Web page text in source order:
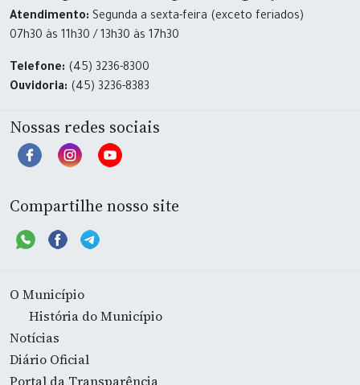
Atendimento: Segunda a sexta-feira (exceto feriados)
07h30 às 11h30 / 13h30 às 17h30
Telefone: (45) 3236-8300
Ouvidoria: (45) 3236-8383
Nossas redes sociais
Compartilhe nosso site
O Município
História do Município
Notícias
Diário Oficial
Portal da Transparência